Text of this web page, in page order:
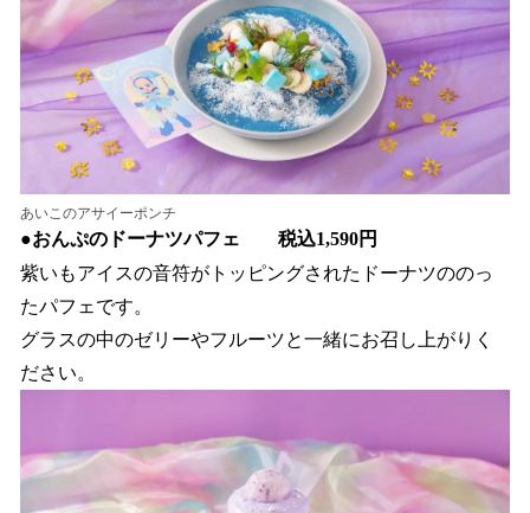
あいこのアサイーポンチ
●おんぷのドーナツパフェ 税込1,590円
紫いもアイスの音符がトッピングされたドーナツののっ
たパフェです。
グラスの中のゼリーやフルーツと一緒にお召し上がりく
ださい。